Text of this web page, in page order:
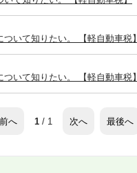
いて知りたい。 【軽自動車税】
いて知りたい。 【軽自動車税】
前へ 1 / 1 次へ 最後へ